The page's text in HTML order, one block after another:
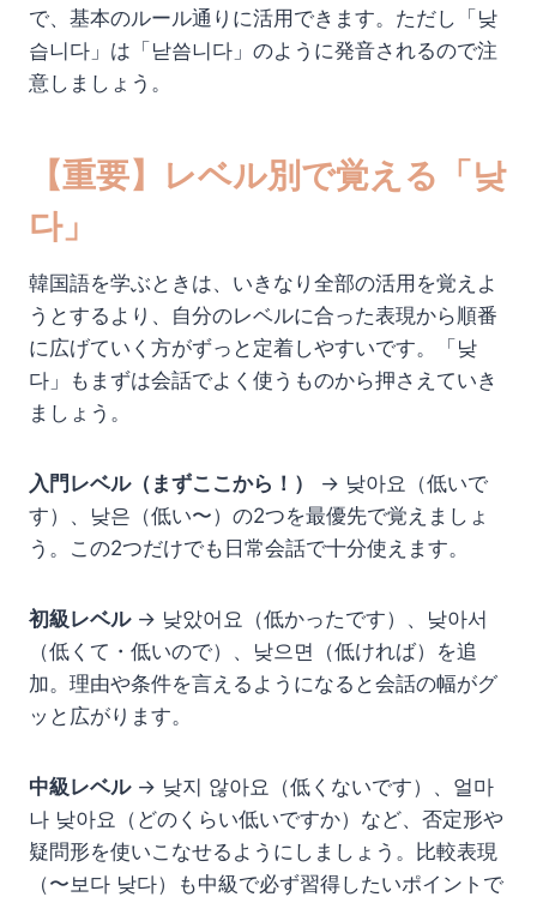
で、基本のルール通りに活用できます。ただし「낮
습니다」は「낟씀니다」のように発音されるので注
意しましょう。
【重要】レベル別で覚える「낮
다」
韓国語を学ぶときは、いきなり全部の活用を覚えよ
うとするより、自分のレベルに合った表現から順番
に広げていく方がずっと定着しやすいです。「낮
다」もまずは会話でよく使うものから押さえていき
ましょう。
入門レベル（まずここから！）
→ 낮아요（低いで
す）、낮은（低い〜）の2つを最優先で覚えましょ
う。この2つだけでも日常会話で十分使えます。
初級レベル→ 낮았어요（低かったです）、낮아서
（低くて・低いので）、낮으면（低ければ）を追
加。理由や条件を言えるようになると会話の幅がグ
ッと広がります。
中級レベル→ 낮지 않아요（低くないです）、얼마
나 낮아요（どのくらい低いですか）など、否定形や
疑問形を使いこなせるようにしましょう。比較表現
（〜보다 낮다）も中級で必ず習得したいポイントで